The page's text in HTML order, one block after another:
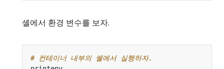
셸에서 환경 변수를 보자.
# 컨테이너 내부의 쉘에서 실행하자.